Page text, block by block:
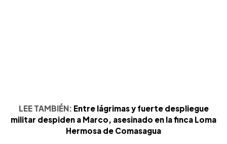
LEE TAMBIÉN: Entre lágrimas y fuerte despliegue
militar despiden a Marco, asesinado en la finca Loma
Hermosa de Comasagua